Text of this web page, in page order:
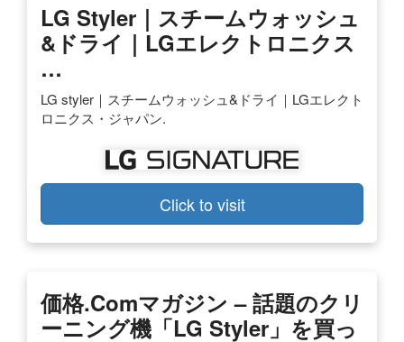
LG Styler｜スチームウォッシュ
&ドライ｜LGエレクトロニクス
…
LG styler｜スチームウォッシュ&ドライ｜LGエレクト
ロニクス・ジャパン.
Click to visit
価格.comマガジン – 話題のクリ
ーニング機「LG Styler」を買っ